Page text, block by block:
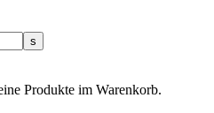
Produkte im Warenkorb.